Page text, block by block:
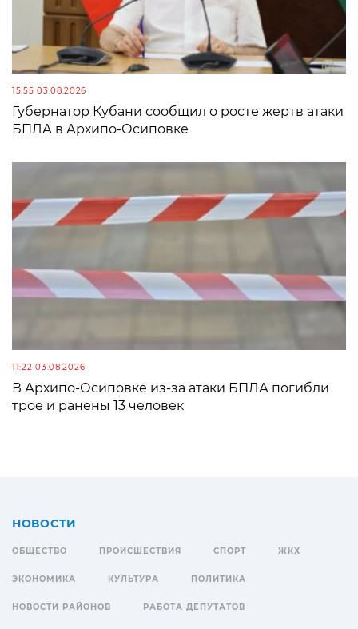
15:55 03.08.2026
Губернатор Кубани сообщил о росте жертв атаки
БПЛА в Архипо-Осиповке
11:22 03.08.2026
В Архипо-Осиповке из-за атаки БПЛА погибли
трое и ранены 13 человек
НОВОСТИ
ОБЩЕСТВО ПРОИСШЕСТВИЯ СПОРТ ЖКХ
ЭКОНОМИКА КУЛЬТУРА ПОЛИТИКА
НОВОСТИ РАЙОНОВ РАБОТА ДЕПУТАТОВ